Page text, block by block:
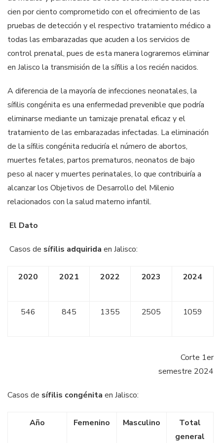
cien por ciento comprometido con el ofrecimiento de las
pruebas de detección y el respectivo tratamiento médico a
todas las embarazadas que acuden a los servicios de
control prenatal, pues de esta manera lograremos eliminar
en Jalisco la transmisión de la sífilis a los recién nacidos.
A diferencia de la mayoría de infecciones neonatales, la
sífilis congénita es una enfermedad prevenible que podría
eliminarse mediante un tamizaje prenatal eficaz y el
tratamiento de las embarazadas infectadas. La eliminación
de la sífilis congénita reduciría el número de abortos,
muertes fetales, partos prematuros, neonatos de bajo
peso al nacer y muertes perinatales, lo que contribuiría a
alcanzar los Objetivos de Desarrollo del Milenio
relacionados con la salud materno infantil.
El Dato
Casos de sífilis adquirida en Jalisco:
2020 2021 2022 2023 2024
546 845 1355 2505 1059
Corte 1er
semestre 2024
Casos de sífilis congénita en Jalisco:
Año Femenino Masculino
Total
general